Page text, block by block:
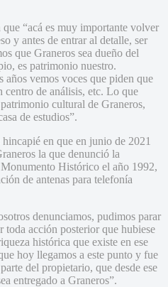
“acá es muy importante volver
y antes de entrar al detalle, ser
que Graneros sea dueño del
es patrimonio nuestro.
años vemos voces que piden que
centro de análisis, etc. Lo que
cultural de Graneros,
de estudios”.
en que en junio de 2021
la que denunció la
Histórico el año 1992,
de antenas para telefonía
denunciamos, pudimos parar
toda acción posterior que hubiese
histórica que existe en ese
hoy llegamos a este punto y fue
del propietario, que desde ese
entregado a Graneros”.